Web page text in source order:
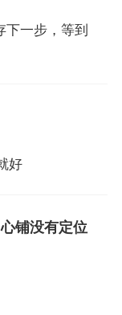
下一步，等到
好
铺没有定位